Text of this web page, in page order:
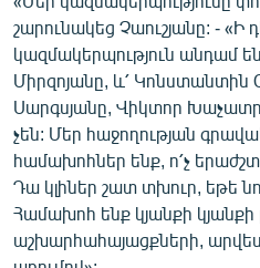
շարունակեց Չաուշյանը: -
կազմակերպություն անդամ են
Միրզոյանը, և՛ Կոնստանտին
Սարգսյանը, Վիկտոր
չեն: Մեր հաջողության
համախոհներ ենք, ո՛չ
Դա կլիներ շատ տխուր, եթե
Համախոհ ենք կյանքի կյանքի
աշխարհահայացքների,